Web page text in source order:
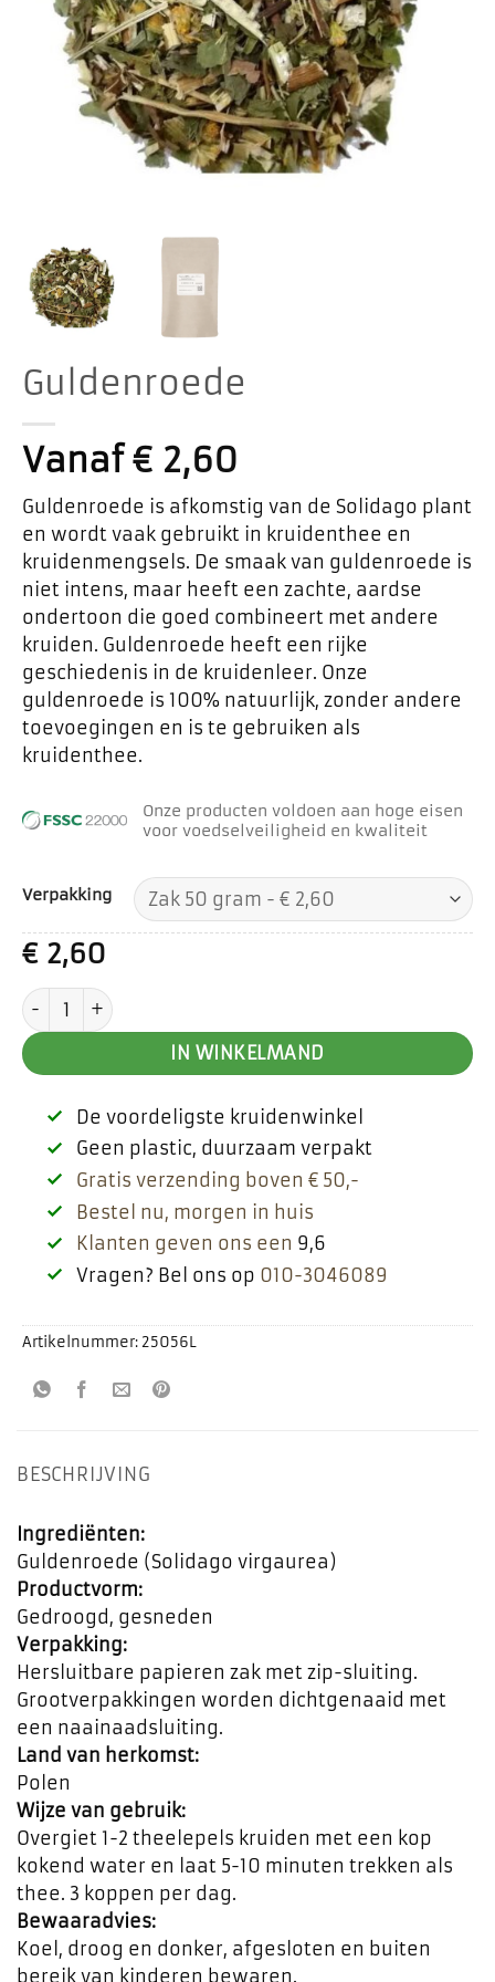
Guldenroede
Vanaf€2,60
Guldenroede is afkomstig van de Solidago plant
en wordt vaak gebruikt in kruidenthee en
kruidenmengsels. De smaak van guldenroede is
niet intens, maar heeft een zachte, aardse
ondertoon die goed combineert met andere
kruiden. Guldenroede heeft een rijke
geschiedenis in de kruidenleer. Onze
guldenroede is 100% natuurlijk, zonder andere
toevoegingen en is te gebruiken als
kruidenthee.
Onze producten voldoen aan hoge eisen
voor voedselveiligheid en kwaliteit
Verpakking
€2,60
Guldenroede aantal
IN WINKELMAND
De voordeligste kruidenwinkel
Geen plastic, duurzaam verpakt
Gratis verzending boven € 50,-
Bestel nu, morgen in huis
Klanten geven ons een 9,6
Vragen? Bel ons op 010-3046089
Artikelnummer:25056L
BESCHRIJVING
Ingrediënten:
Guldenroede (Solidago virgaurea)
Productvorm:
Gedroogd, gesneden
Verpakking:
Hersluitbare papieren zak met zip-sluiting.
Grootverpakkingen worden dichtgenaaid met
een naainaadsluiting.
Land van herkomst:
Polen
Wijze van gebruik:
Overgiet 1-2 theelepels kruiden met een kop
kokend water en laat 5-10 minuten trekken als
thee. 3 koppen per dag.
Bewaaradvies:
Koel, droog en donker, afgesloten en buiten
bereik van kinderen bewaren.